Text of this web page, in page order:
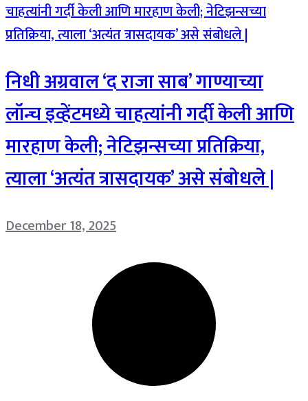
निधी अग्रवाल ‘द राजा साब’ गाण्याच्या
लॉन्च इव्हेंटमध्ये चाहत्यांनी गर्दी केली आणि
मारहाण केली; नेटिझन्सच्या प्रतिक्रिया,
त्याला ‘अत्यंत त्रासदायक’ असे संबोधले |
December 18, 2025